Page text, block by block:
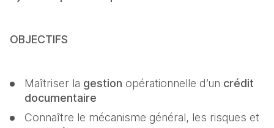
OBJECTIFS
Maîtriser la gestion opérationnelle d’un crédit
documentaire
Connaître le mécanisme général, les risques et